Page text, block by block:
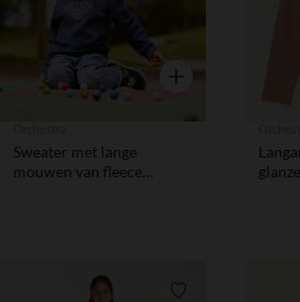
Snel overzicht
Sweater met lange
mouwen van fleece